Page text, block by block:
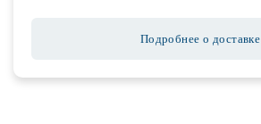
Подробнее о доставке